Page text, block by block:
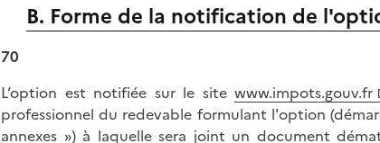
B. Forme de la notification de
70
L’option est notifiée sur le sitewww.impots.gouv.fr
professionnel du redevable formulant l'option
annexes ») à laquelle sera joint un document